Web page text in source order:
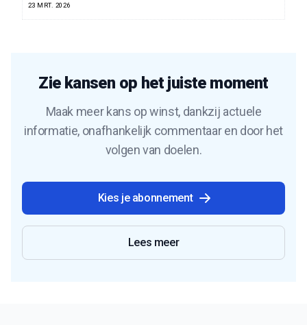
23 MRT. 2026
Zie kansen op het juiste moment
Maak meer kans op winst, dankzij actuele
informatie, onafhankelijk commentaar en door het
volgen van doelen.
Kies je abonnement
Lees meer